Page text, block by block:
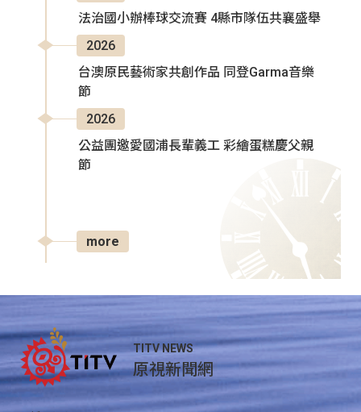
法治國小辦棒球交流賽 4縣市隊伍共襄盛舉
2026
台澳原民藝術家共創作品 同登Garma音樂
節
2026
公益團邀愛國浦長輩義工 彩繪蛋糕慶父親
節
more
TITV NEWS
原視新聞網